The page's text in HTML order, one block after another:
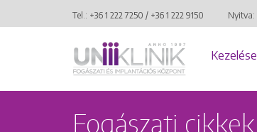
Tel.: +36 1 222 7250 / +36 1 222 9150
Fogászati cikkek